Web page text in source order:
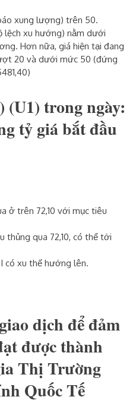
xung lượng) trên 50.
lệch xu hướng) nằm dưới
Hơn nữa, giá hiện tại đang
20 và dưới mức 50 (đứng
trong ngày:
tỷ giá bắt đầu
ở trên 72,10 với mục tiêu
thủng qua 72,10, có thể tới
có xu thế hướng lên.
dịch để đảm
được thành
Thị Trường
Quốc Tế